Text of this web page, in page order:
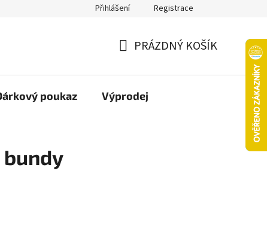
nebo vrácení ve 14denní lhůtě Platba objednávky kartou
Přihlášení Registrace
KOŠÍK
PRÁZDNÝ KOŠÍK
poukaz Výprodej